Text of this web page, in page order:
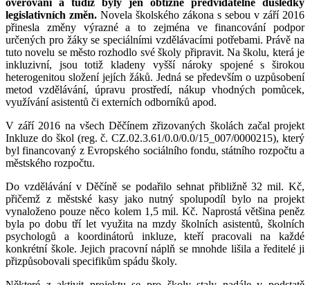
legislativních změn. Novela školského zákona s sebou v září 2016
přinesla změny výrazné a to zejména ve financování podpor
určených pro žáky se speciálními vzdělávacími potřebami. Právě na
tuto novelu se město rozhodlo své školy připravit. Na školu, která je
inkluzivní, jsou totiž kladeny vyšší nároky spojené s širokou
heterogenitou složení jejích žáků. Jedná se především o uzpůsobení
metod vzdělávání, úpravu prostředí, nákup vhodných pomůcek,
využívání asistentů či externích odborníků apod.
V září 2016 na všech Děčínem zřizovaných školách začal projekt
Inkluze do škol (reg. č. CZ.02.3.61/0.0/0.0/15_007/0000215), který
byl financovaný z Evropského sociálního fondu, státního rozpočtu a
městského rozpočtu.
Do vzdělávání v Děčíně se podařilo sehnat přibližně 32 mil. Kč,
přičemž z městské kasy jako nutný spolupodíl bylo na projekt
vynaloženo pouze něco kolem 1,5 mil. Kč. Naprostá většina peněz
byla po dobu tří let využita na mzdy školních asistentů, školních
psychologů a koordinátorů inkluze, kteří pracovali na každé
konkrétní škole. Jejich pracovní náplň se mnohde lišila a ředitelé ji
přizpůsobovali specifikům spádu školy.